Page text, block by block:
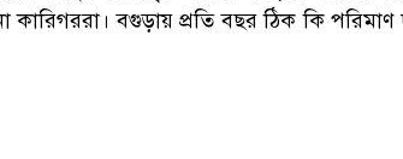
কারিগররা। বগুড়ায় প্রতি বছর ঠিক কি পরিমাণ